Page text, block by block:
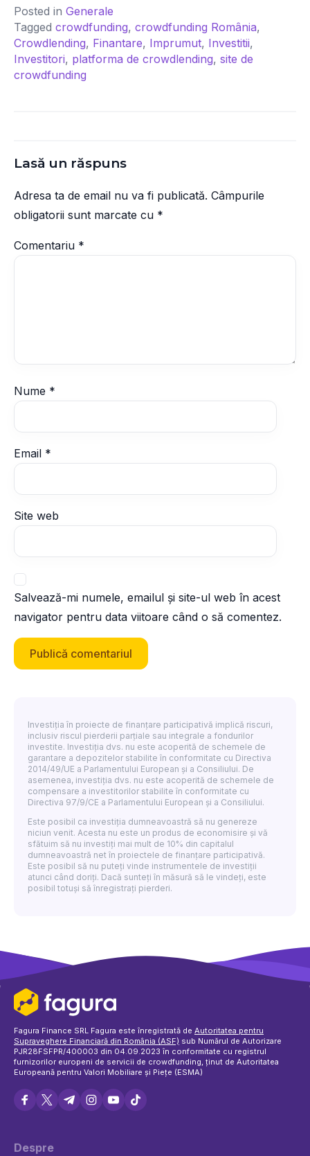
Posted in Generale
Tagged crowdfunding, crowdfunding România,
Crowdlending, Finantare, Imprumut, Investitii,
Investitori, platforma de crowdlending, site de
crowdfunding
Lasă un răspuns
Adresa ta de email nu va fi publicată. Câmpurile
obligatorii sunt marcate cu *
Comentariu *
Nume *
Email *
Site web
Salvează-mi numele, emailul și site-ul web în acest
navigator pentru data viitoare când o să comentez.
Investiția în proiecte de finanțare participativă implică riscuri,
inclusiv riscul pierderii parțiale sau integrale a fondurilor
investite. Investiția dvs. nu este acoperită de schemele de
garantare a depozitelor stabilite în conformitate cu Directiva
2014/49/UE a Parlamentului European și a Consiliului. De
asemenea, investiția dvs. nu este acoperită de schemele de
compensare a investitorilor stabilite în conformitate cu
Directiva 97/9/CE a Parlamentului European și a Consiliului.
Este posibil ca investiția dumneavoastră să nu genereze
niciun venit. Acesta nu este un produs de economisire și vă
sfătuim să nu investiți mai mult de 10% din capitalul
dumneavoastră net în proiectele de finanțare participativă.
Este posibil să nu puteți vinde instrumentele de investiții
atunci când doriți. Dacă sunteți în măsură să le vindeți, este
posibil totuși să înregistrați pierderi.
Fagura Finance SRL Fagura este înregistrată de Autoritatea pentru
Supraveghere Financiară din România (ASF) sub Numărul de Autorizare
PJR28FSFPR/400003 din 04.09.2023 în conformitate cu registrul
furnizorilor europeni de servicii de crowdfunding, ținut de Autoritatea
Europeană pentru Valori Mobiliare și Piețe (ESMA)
Despre